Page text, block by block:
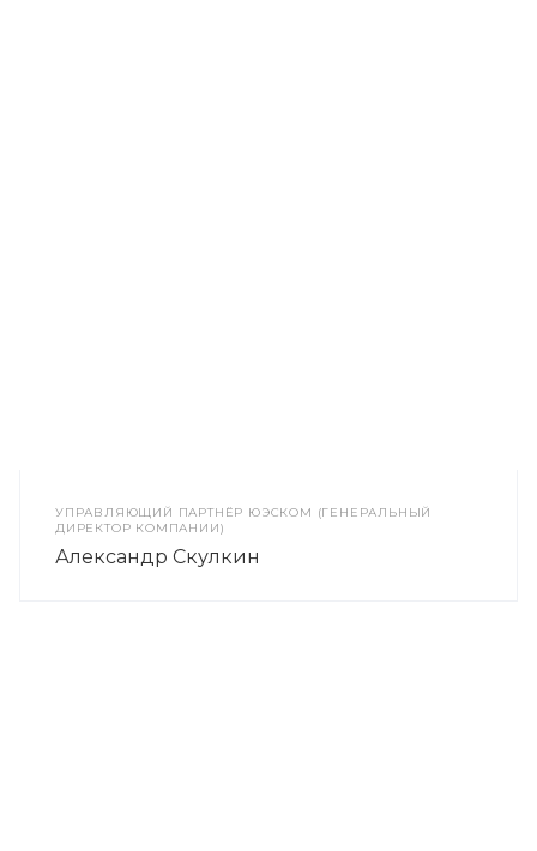
УПРАВЛЯЮЩИЙ ПАРТНЁР ЮЭСКОМ (ГЕНЕРАЛЬНЫЙ
ДИРЕКТОР КОМПАНИИ)
Александр Скулкин